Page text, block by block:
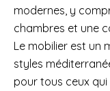
modernes, y
chambres et une
Le mobilier est un
styles
pour tous ceux